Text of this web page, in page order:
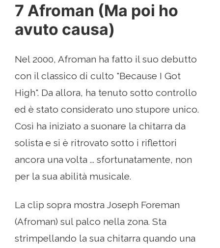
7 Afroman (Ma poi ho
avuto causa)
Nel 2000, Afroman ha fatto il suo debutto
con il classico di culto "Because I Got
High". Da allora, ha tenuto sotto controllo
ed è stato considerato uno stupore unico.
Così ha iniziato a suonare la chitarra da
solista e si è ritrovato sotto i riflettori
ancora una volta ... sfortunatamente, non
per la sua abilità musicale.
La clip sopra mostra Joseph Foreman
(Afroman) sul palco nella zona. Sta
strimpellando la sua chitarra quando una